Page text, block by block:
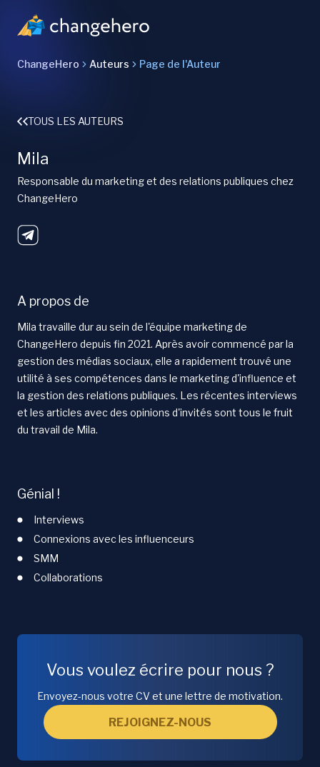
ChangeHero Auteurs Page de l'Auteur
TOUS LES AUTEURS
Mila
Responsable du marketing et des relations publiques chez
ChangeHero
A propos de
Mila travaille dur au sein de l'équipe marketing de
ChangeHero depuis fin 2021. Après avoir commencé par la
gestion des médias sociaux, elle a rapidement trouvé une
utilité à ses compétences dans le marketing d'influence et
la gestion des relations publiques. Les récentes interviews
et les articles avec des opinions d'invités sont tous le fruit
du travail de Mila.
Génial !
Interviews
Connexions avec les influenceurs
SMM
Collaborations
Vous voulez écrire pour nous ?
Envoyez-nous votre CV et une lettre de motivation.
REJOIGNEZ-NOUS